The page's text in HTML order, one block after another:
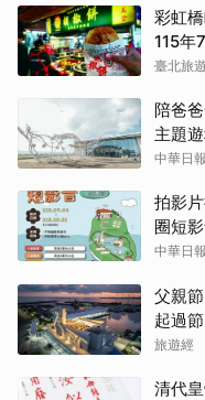
彩虹
115年
臺北旅
陪爸
主題
中華日報
拍影
圈短
中華日報
父親
起過
旅遊經
清代